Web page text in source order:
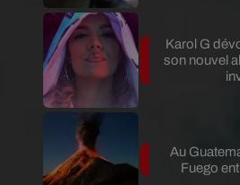
Karol G
son nouvel
Au
Fuego